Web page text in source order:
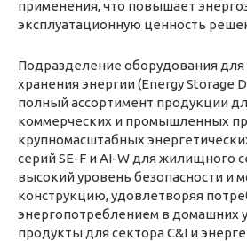
применения, что повышает
эксплуатационную ценность
Подразделение оборудования
хранения энергии (Energy Storage
полный ассортимент продукции
коммерческих и промышленных
крупномасштабных
серий SE-F и AI-W для жилищного
высокий уровень безопасности и
конструкцию, удовлетворяя
энергопотреблением в домашних
продукты для сектора C&I и